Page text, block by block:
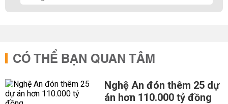
CÓ THỂ BẠN QUAN TÂM
Nghệ An đón thêm 25 dự
án hơn 110.000 tỷ đồng